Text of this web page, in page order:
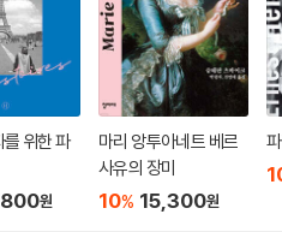
위한 파
원
마리 앙투아네트 베르
사유의 장미
10% 15,300원